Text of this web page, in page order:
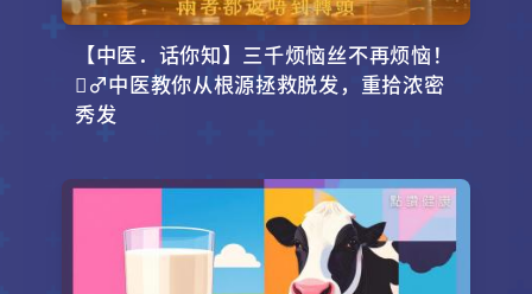
【中医．话你知】三千烦恼丝不再烦恼！
‍♂️中医教你从根源拯救脱发，重拾浓密
秀发